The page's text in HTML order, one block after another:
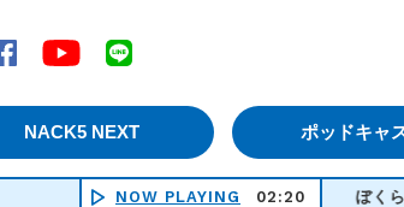
Facebook YouTube
NACK5 NEXT ポッドキャ
NOW PLAYING 02:20 ぼくらふ